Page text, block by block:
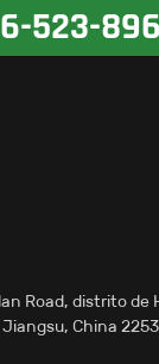
523-
Road, distrito de
Jiangsu, China